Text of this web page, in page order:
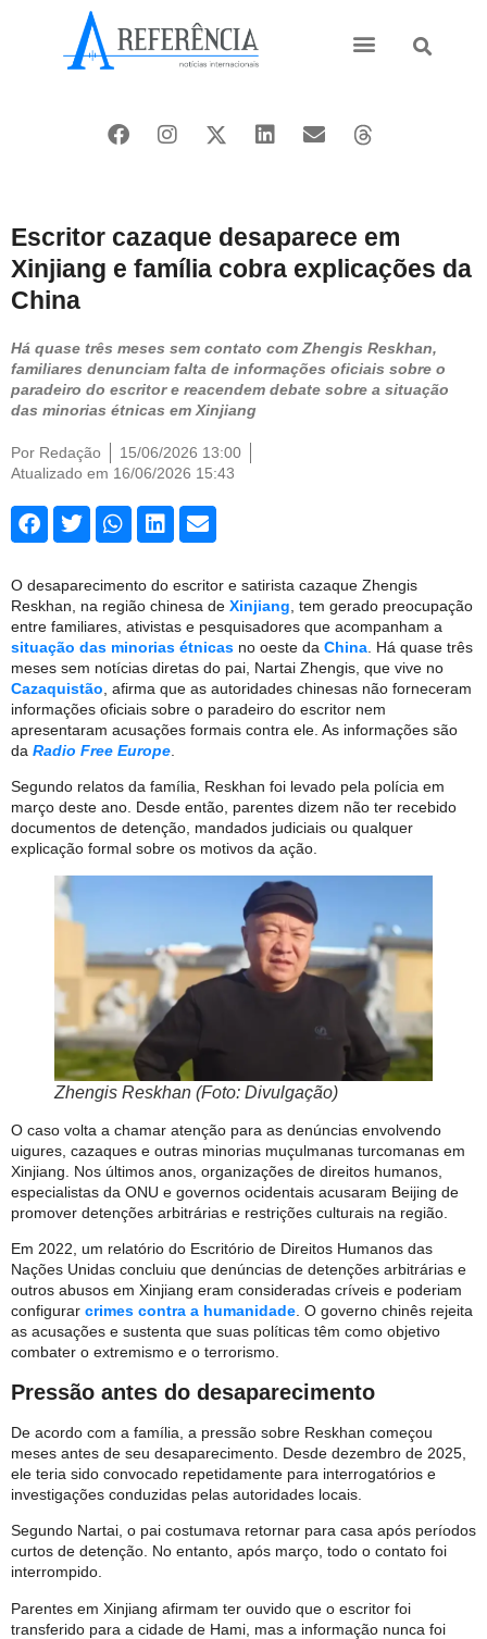
Escritor cazaque desaparece em
Xinjiang e família cobra explicações da
China
Há quase três meses sem contato com Zhengis Reskhan,
familiares denunciam falta de informações oficiais sobre o
paradeiro do escritor e reacendem debate sobre a situação
das minorias étnicas em Xinjiang
Por Redação
15/06/2026 13:00
Atualizado em 16/06/2026 15:43
O desaparecimento do escritor e satirista cazaque Zhengis
Reskhan, na região chinesa de Xinjiang , tem gerado preocupação
entre familiares, ativistas e pesquisadores que acompanham a
situação das minorias étnicas no oeste da China . Há quase três
meses sem notícias diretas do pai, Nartai Zhengis, que vive no
Cazaquistão , afirma que as autoridades chinesas não forneceram
informações oficiais sobre o paradeiro do escritor nem
apresentaram acusações formais contra ele. As informações são
da Radio Free Europe
Segundo relatos da família, Reskhan foi levado pela polícia em
março deste ano. Desde então, parentes dizem não ter recebido
documentos de detenção, mandados judiciais ou qualquer
explicação formal sobre os motivos da ação.
Zhengis Reskhan (Foto: Divulgação)
O caso volta a chamar atenção para as denúncias envolvendo
uigures, cazaques e outras minorias muçulmanas turcomanas em
Xinjiang. Nos últimos anos, organizações de direitos humanos,
especialistas da ONU e governos ocidentais acusaram Beijing de
promover detenções arbitrárias e restrições culturais na região.
Em 2022, um relatório do Escritório de Direitos Humanos das
Nações Unidas concluiu que denúncias de detenções arbitrárias e
outros abusos em Xinjiang eram consideradas críveis e poderiam
configurar crimes contra a humanidade. O governo chinês rejeita
as acusações e sustenta que suas políticas têm como objetivo
combater o extremismo e o terrorismo.
Pressão antes do desaparecimento
De acordo com a família, a pressão sobre Reskhan começou
meses antes de seu desaparecimento. Desde dezembro de 2025,
ele teria sido convocado repetidamente para interrogatórios e
investigações conduzidas pelas autoridades locais.
Segundo Nartai, o pai costumava retornar para casa após períodos
curtos de detenção. No entanto, após março, todo o contato foi
interrompido.
Parentes em Xinjiang afirmam ter ouvido que o escritor foi
transferido para a cidade de Hami, mas a informação nunca foi